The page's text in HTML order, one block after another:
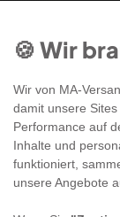
🍪 Wir
Wir von MA-
damit unsere
Performance auf
Inhalte und
funktioniert,
unsere Angebote